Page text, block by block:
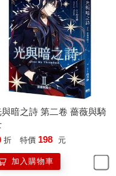
發現了他。
是藍鯨！」
察覺人類異樣激動的情
類一定是想要吃了他！
那些人類遠遠的，越遠
從四面擠壓過來，讓三胖
與暗之詩 第二卷 薔薇與騎
折 特價 198 元
加入購物車